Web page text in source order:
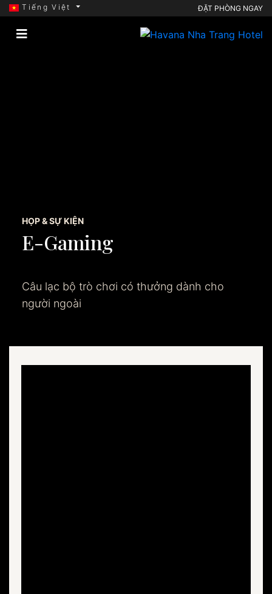
Tiếng Việt ĐẶT PHÒNG NGAY
HỌP & SỰ KIỆN
E-Gaming
Câu lạc bộ trò chơi có thưởng dành cho
người ngoài